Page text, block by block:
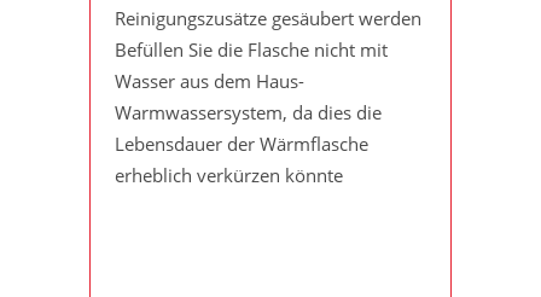
Reinigungszusätze gesäubert werden
Befüllen Sie die Flasche nicht mit
Wasser aus dem Haus-
Warmwassersystem, da dies die
Lebensdauer der Wärmflasche
erheblich verkürzen könnte